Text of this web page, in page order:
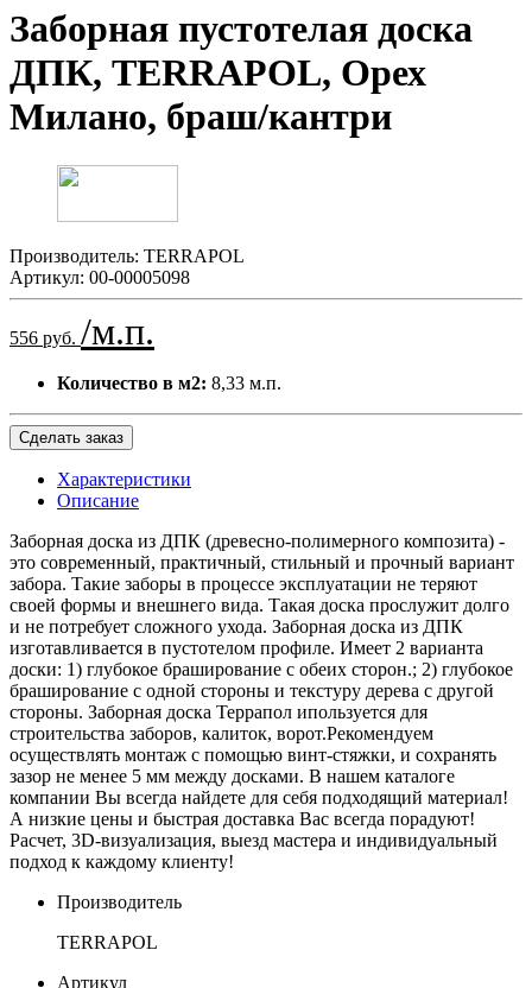
Заборная пустотелая доска
ДПК, TERRAPOL, Орех
Милано, браш/кантри
Производитель: TERRAPOL
Артикул: 00-00005098
556 руб. /м.п.
Количество в м2: 8,33 м.п.
Сделать заказ
Характеристики
Описание
Заборная доска из ДПК (древесно-полимерного композита) -
это современный, практичный, стильный и прочный вариант
забора. Такие заборы в процессе эксплуатации не теряют
своей формы и внешнего вида. Такая доска прослужит долго
и не потребует сложного ухода. Заборная доска из ДПК
изготавливается в пустотелом профиле. Имеет 2 варианта
доски: 1) глубокое браширование с обеих сторон.; 2) глубокое
браширование с одной стороны и текстуру дерева с другой
стороны. Заборная доска Террапол ипользуется для
строительства заборов, калиток, ворот.Рекомендуем
осуществлять монтаж с помощью винт-стяжки, и сохранять
зазор не менее 5 мм между досками. В нашем каталоге
компании Вы всегда найдете для себя подходящий материал!
А низкие цены и быстрая доставка Вас всегда порадуют!
Расчет, 3D-визуализация, выезд мастера и индивидуальный
подход к каждому клиенту!
Производитель
TERRAPOL
Артикул